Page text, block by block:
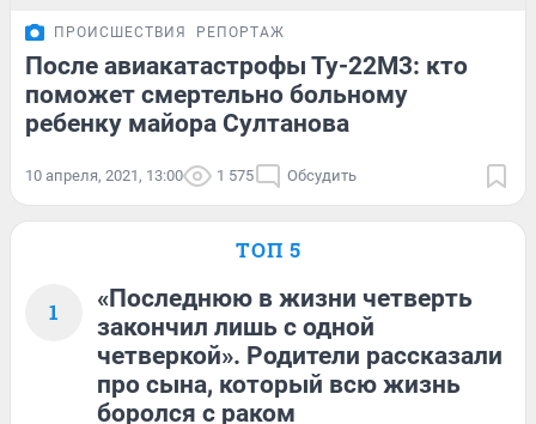
ПРОИСШЕСТВИЯ РЕПОРТАЖ
После авиакатастрофы Ту-22М3: кто
поможет смертельно больному
ребенку майора Султанова
10 апреля, 2021, 13:00 1 575 Обсудить
ТОП 5
1
«Последнюю в жизни четверть
закончил лишь с одной
четверкой». Родители рассказали
про сына, который всю жизнь
боролся с раком